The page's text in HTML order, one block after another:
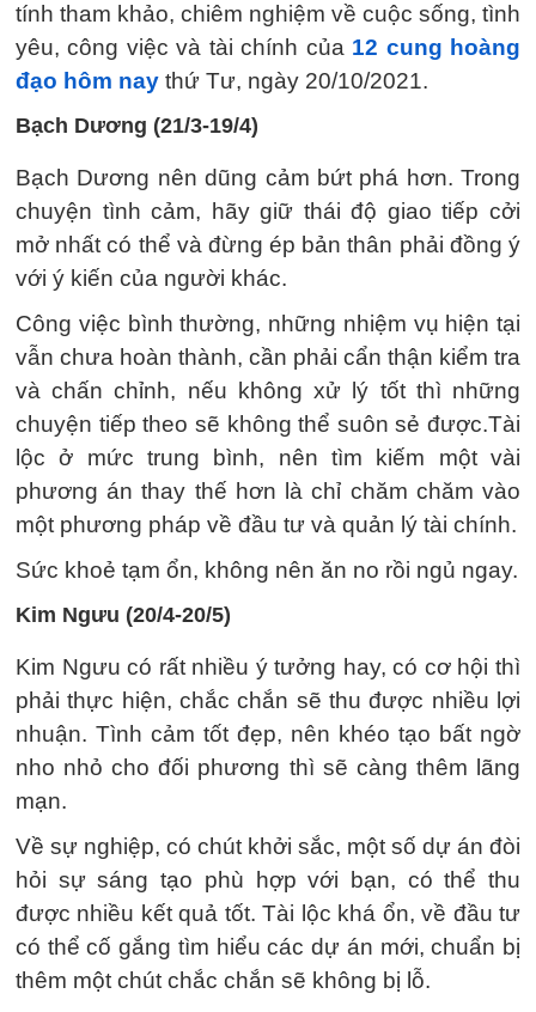
tính tham khảo, chiêm nghiệm về cuộc sống, tình
yêu, công việc và tài chính của 12 cung hoàng
đạo hôm nay thứ Tư, ngày 20/10/2021.
Bạch Dương (21/3-19/4)
Bạch Dương nên dũng cảm bứt phá hơn. Trong
chuyện tình cảm, hãy giữ thái độ giao tiếp cởi
mở nhất có thể và đừng ép bản thân phải đồng ý
với ý kiến ​​của người khác.
Công việc bình thường, những nhiệm vụ hiện tại
vẫn chưa hoàn thành, cần phải cẩn thận kiểm tra
và chấn chỉnh, nếu không xử lý tốt thì những
chuyện tiếp theo sẽ không thể suôn sẻ được.Tài
lộc ở mức trung bình, nên tìm kiếm một vài
phương án thay thế hơn là chỉ chăm chăm vào
một phương pháp về đầu tư và quản lý tài chính.
Sức khoẻ tạm ổn, không nên ăn no rồi ngủ ngay.
Kim Ngưu (20/4-20/5)
Kim Ngưu có rất nhiều ý tưởng hay, có cơ hội thì
phải thực hiện, chắc chắn sẽ thu được nhiều lợi
nhuận. Tình cảm tốt đẹp, nên khéo tạo bất ngờ
nho nhỏ cho đối phương thì sẽ càng thêm lãng
mạn.
Về sự nghiệp, có chút khởi sắc, một số dự án đòi
hỏi sự sáng tạo phù hợp với bạn, có thể thu
được nhiều kết quả tốt. Tài lộc khá ổn, về đầu tư
có thể cố gắng tìm hiểu các dự án mới, chuẩn bị
thêm một chút chắc chắn sẽ không bị lỗ.